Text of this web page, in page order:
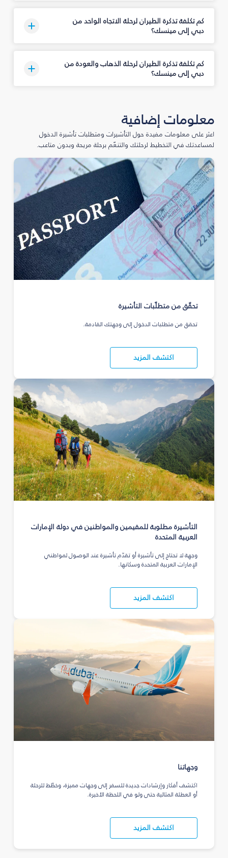
كم تكلفة تذكرة الطيران لرحلة الاتجاه الواحد من
دبي إلى مينسك؟
كم تكلفة تذكرة الطيران لرحلة الذهاب والعودة من
دبي إلى مينسك؟
معلومات إضافية
اعثر على معلومات مفيدة حول التأشيرات ومتطلبات تأشيرة الدخول
لمساعدتك في التخطيط لرحلتك والتنعّم برحلة مريحة وبدون متاعب.
تحقّق من متطلّبات التأشيرة
تحقق من متطلبات الدخول إلى وجهتك القادمة.
اكتشف المزيد
التأشيرة مطلوبة للمقيمين والمواطنين في دولة الإمارات
العربية المتحدة
وجهة لا تحتاج إلى تأشيرة أو تقدّم تأشيرة عند الوصول لمواطني
الإمارات العربية المتحدة وسكانها.
اكتشف المزيد
وجهاتنا
اكتشف أفكار وإرشادات جديدة للسفر إلى وجهات مميزة، وخطّط للرحلة
أو العطلة المثالية حتى ولو في اللحظة الأخيرة.
اكتشف المزيد